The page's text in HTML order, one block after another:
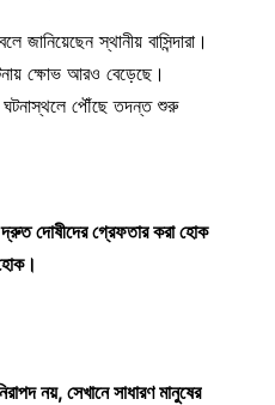
স্থানীয় বাসিন্দারা।
ক্ষোভ আরও বেড়েছে।
ঘটনাস্থলে পৌঁছে তদন্ত শুরু
দোষীদের গ্রেফতার করা হোক
নয়, সেখানে সাধারণ মানুষের